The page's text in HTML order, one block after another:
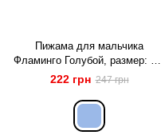
Пижама для мальчика
Фламинго Голубой, размер: 98,
арт. 246-212
222 грн 247 грн